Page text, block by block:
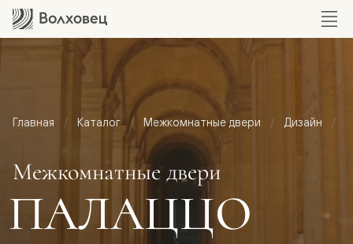
Главная Каталог Межкомнатные двери Дизайн
Межкомнатные двери
ПАЛАЦЦО